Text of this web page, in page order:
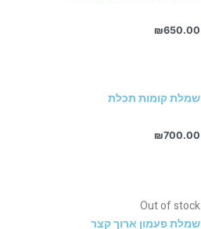
₪650.00
שמלת קומות תכלת
₪700.00
Out of stock
שמלת פעמון ארוך קצר